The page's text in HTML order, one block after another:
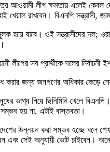
আওয়ামী লীগ ক্ষমতায় এলেই কেবল
খেয়াল রাখবেন। বিএনপি সন্ত্রাসী,
হয়ে যাবে। ওই সন্ত্রাসীদের দল;
লীগের সব প্রার্থীকে দলের
জন্য জনগণের অধিকার কেড়ে
ভাগ্য নিয়ে ছিনিমিনি খেলে
সম্ভব হয় না, এটাই বাস্তবতা।
উন্নয়ন করা সম্ভব হচ্ছে বলে
এবং সেই অনুযায়ী ভোট চাইবেন।